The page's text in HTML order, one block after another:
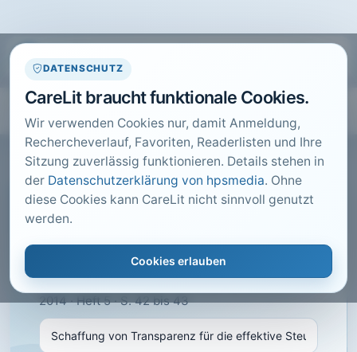
DATENSCHUTZ
CareLit braucht funktionale Cookies.
Wir verwenden Cookies nur, damit Anmeldung,
Rechercheverlauf, Favoriten, Readerlisten und Ihre
Sitzung zuverlässig funktionieren. Details stehen in
der Datenschutzerklärung von hpsmedia. Ohne
diese Cookies kann CareLit nicht sinnvoll genutzt
werden.
Cookies erlauben
CARELIT FACHARTIKEL
Schaffung von Transparenz
für die effektive Steuerung
2014 · Heft 5 · S. 42 bis 43